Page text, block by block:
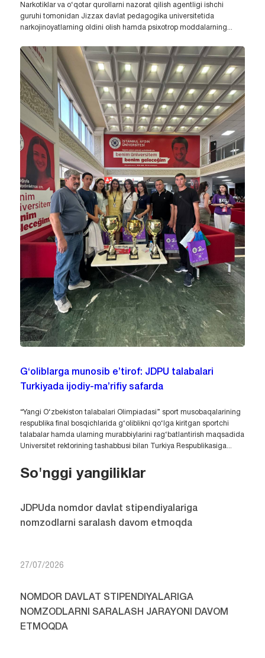
Narkotiklar va o‘qotar qurollarni nazorat qilish agentligi ishchi
guruhi tomonidan Jizzax davlat pedagogika universitetida
narkojinoyatlarning oldini olish hamda psixotrop moddalarning...
G‘oliblarga munosib e’tirof: JDPU talabalari
Turkiyada ijodiy-ma’rifiy safarda
“Yangi O‘zbekiston talabalari Olimpiadasi” sport musobaqalarining
respublika final bosqichlarida g‘oliblikni qo‘lga kiritgan sportchi
talabalar hamda ularning murabbiylarini rag‘batlantirish maqsadida
Universitet rektorining tashabbusi bilan Turkiya Respublikasiga...
So'nggi yangiliklar
JDPUda nomdor davlat stipendiyalariga
nomzodlarni saralash davom etmoqda
27/07/2026
NOMDOR DAVLAT STIPENDIYALARIGA
NOMZODLARNI SARALASH JARAYONI DAVOM
ETMOQDA